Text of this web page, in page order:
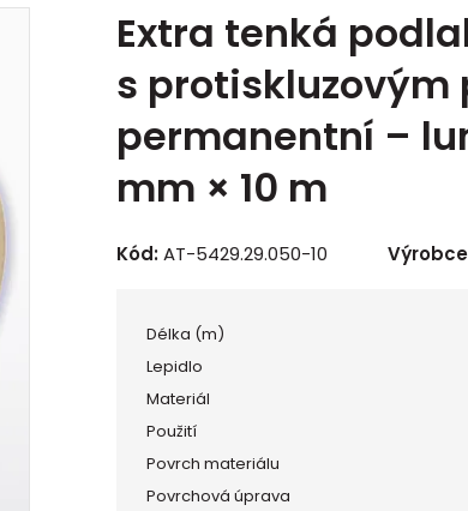
Extra tenká
s protiskluzovým
permanentní –
mm × 10 m
Kód:AT-5429.29.050-10
Délka (m)
Lepidlo
Materiál
Použití
Povrch materiálu
Povrchová úprava